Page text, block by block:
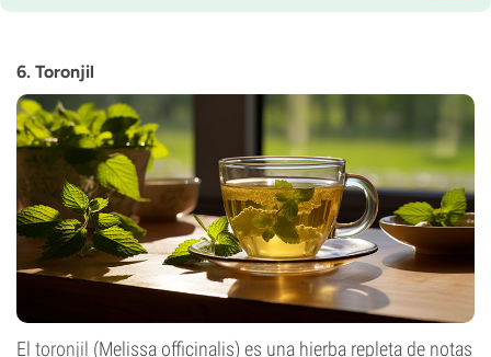
6. Toronjil
El toronjil (Melissa officinalis) es una hierba repleta de notas